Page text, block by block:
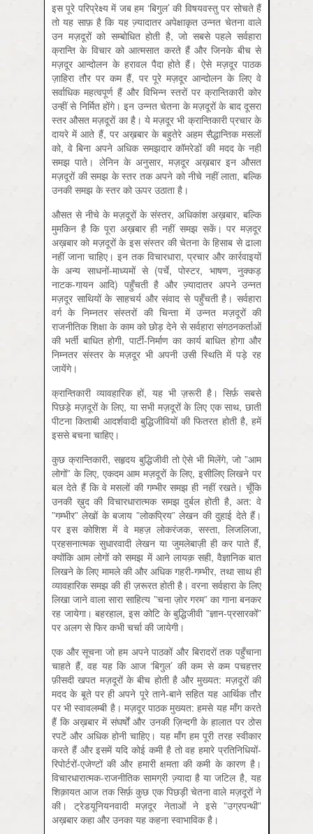
इस पूरे परिप्रेक्ष्य में जब हम ‘बिगुल’ की विषयवस्तु पर सोचते हैं
तो यह साफ़ है कि यह ज्‍़यादातर अपेक्षाकृत उन्नत चेतना वाले
उन मज़दूरों को सम्बोधित होती है, जो सबसे पहले सर्वहारा
क्रान्ति के विचार को आत्मसात करते हैं और जिनके बीच से
मज़दूर आन्दोलन के हरावल पैदा होते हैं। ऐसे मज़दूर पाठक
ज़ाहिरा तौर पर कम हैं, पर पूरे मज़दूर आन्दोलन के लिए वे
सर्वाधिक महत्वपूर्ण हैं और विभिन्न स्तरों पर क्रान्तिकारी कोर
उन्हीं से निर्मित होंगे। इन उन्नत चेतना के मज़दूरों के बाद दूसरा
स्तर औसत मज़दूरों का है। ये मज़दूर भी क्रान्तिकारी प्रचार के
दायरे में आते हैं, पर अख़बार के बहुतेरे अहम सैद्धान्तिक मसलों
को, वे बिना अपने अधिक समझदार कॉमरेडों की मदद के नहीं
समझ पाते। लेनिन के अनुसार, मज़दूर अख़बार इन औसत
मज़दूरों की समझ के स्तर तक अपने को नीचे नहीं लाता, बल्कि
उनकी समझ के स्तर को ऊपर उठाता है।
औसत से नीचे के मज़दूरों के संस्तर, अधिकांश अख़बार, बल्कि
मुमकिन है कि पूरा अख़बार ही नहीं समझ सकें। पर मज़दूर
अख़बार को मज़दूरों के इस संस्तर की चेतना के हिसाब से ढाला
नहीं जाना चाहिए। इन तक विचारधारा, प्रचार और कार्रवाइयों
के अन्य साधनों-माध्यमों से (पर्चे, पोस्टर, भाषण, नुक्कड़
नाटक-गायन आदि) पहुँचती है और ज्‍़यादातर अपने उन्नत
मज़दूर साथियों के साहचर्य और संवाद से पहुँचती है। सर्वहारा
वर्ग के निम्नतर संस्तरों की चिन्ता में उन्नत मज़दूरों की
राजनीतिक शिक्षा के काम को छोड़ देने से सर्वहारा संगठनकर्ताओं
की भर्ती बाधित होगी, पार्टी-निर्माण का कार्य बाधित होगा और
निम्नतर संस्तर के मज़दूर भी अपनी उसी स्थिति में पड़े रह
जायेंगे।
क्रान्तिकारी व्यावहारिक हों, यह भी ज़रूरी है। सिर्फ़ सबसे
पिछड़े मज़दूरों के लिए, या सभी मज़दूरों के लिए एक साथ, छाती
पीटना किताबी आदर्शवादी बुद्धिजीवियों की फितरत होती है, हमें
इससे बचना चाहिए।
कुछ क्रान्तिकारी, सहृदय बुद्धिजीवी तो ऐसे भी मिलेंगे, जो ”आम
लोगों” के लिए, एकदम आम मज़दूरों के लिए, इसीलिए लिखने पर
बल देते हैं कि वे मसलों की गम्भीर समझ ही नहीं रखते। चूँकि
उनकी ख़ुद की विचारधारात्मक समझ दुर्बल होती है, अत: वे
”गम्भीर” लेखों के बजाय ”लोकप्रिय” लेखन की दुहाई देते हैं।
पर इस कोशिश में वे महज़ लोकरंजक, सस्ता, लिजलिजा,
प्रहसनात्मक सुधारवादी लेखन या जुमलेबाज़ी ही कर पाते हैं,
क्योंकि आम लोगों को समझ में आने लायक़ सही, वैज्ञानिक बात
लिखने के लिए मामले की और अधिक गहरी-गम्भीर, तथा साथ ही
व्यावहारिक समझ की ही ज़रूरत होती है। वरना सर्वहारा के लिए
लिखा जाने वाला सारा साहित्य ”चना ज़ोर गरम” का गाना बनकर
रह जायेगा। बहरहाल, इस कोटि के बुद्धिजीवी ”ज्ञान-प्रसारकों”
पर अलग से फिर कभी चर्चा की जायेगी।
एक और सूचना जो हम अपने पाठकों और बिरादरों तक पहुँचाना
चाहते हैं, वह यह कि आज ‘बिगुल’ की कम से कम पचहत्तर
फ़ीसदी खपत मज़दूरों के बीच होती है और मुख्यत: मज़दूरों की
मदद के बूते पर ही अपने पूरे ताने-बाने सहित यह आर्थिक तौर
पर भी स्वावलम्बी है। मज़दूर पाठक मुख्यत: हमसे यह माँग करते
हैं कि अख़बार में संघर्षों और उनकी ज़िन्दगी के हालात पर ठोस
रपटें और अधिक होनी चाहिए। यह माँग हम पूरी तरह स्वीकार
करते हैं और इसमें यदि कोई कमी है तो वह हमारे प्रतिनिधियों-
रिपोर्टरों-एजेण्टों की और हमारी क्षमता की कमी के कारण है।
विचारधारात्मक-राजनीतिक सामग्री ज्‍़यादा है या जटिल है, यह
शिक़ायत आज तक सिर्फ़ कुछ एक पिछड़ी चेतना वाले मज़दूरों ने
की। ट्रेडयूनियनवादी मज़दूर नेताओं ने इसे ”उग्रपन्थी”
अख़बार कहा और उनका यह कहना स्वाभाविक है।